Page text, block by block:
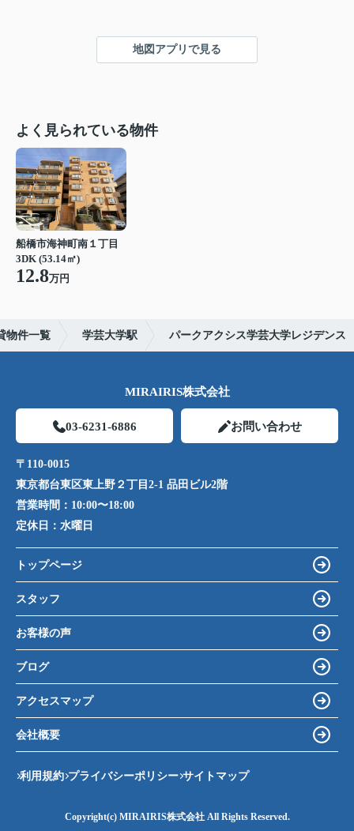
地図アプリで見る
よく見られている物件
船橋市海神町南１丁目
3DK (53.14㎡)
12.8万円
物件一覧 学芸大学駅 パークアクシス学芸大学レジデンス
MIRAIRIS株式会社
03-6231-6886 お問い合わせ
〒110-0015
東京都台東区東上野２丁目2-1 品田ビル2階
営業時間： 10:00〜18:00
定休日： 水曜日
トップページ
スタッフ
お客様の声
ブログ
アクセスマップ
会社概要
利用規約 プライバシーポリシー サイトマップ
Copyright(c) MIRAIRIS株式会社 All Rights Reserved.